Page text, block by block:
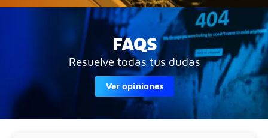
FAQS
Resuelve todas tus dudas
Ver opiniones